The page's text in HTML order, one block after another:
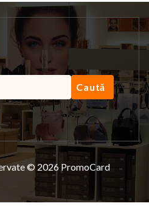
© 2026 PromoCard